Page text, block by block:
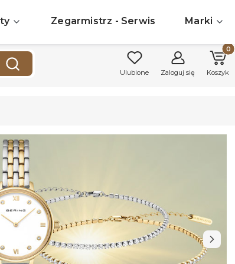
Szukaj Ulubione Zaloguj się Koszyk
Zegarmistrz - Serwis Marki